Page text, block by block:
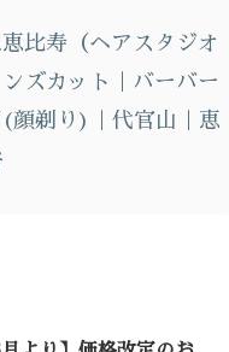
比寿（ヘアスタジオ
ズカット｜バーバー
(顔剃り)｜代官山｜恵